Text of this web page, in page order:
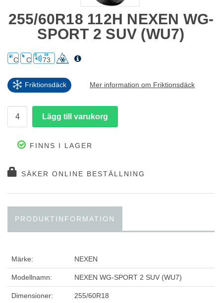
255/60R18 112H NEXEN WG-
SPORT 2 SUV (WU7)
C C 73
Friktionsdäck Mer information om Friktionsdäck
FINNS I LAGER
SÄKER ONLINE BESTÄLLNING
PRODUKTINFORMATION
Märke: NEXEN
Modellnamn: NEXEN WG-SPORT 2 SUV (WU7)
Dimensioner: 255/60R18